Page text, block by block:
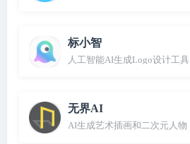
标小智
人工智能AI生成Logo设计工具
无界AI
AI生成艺术插画和二次元人物